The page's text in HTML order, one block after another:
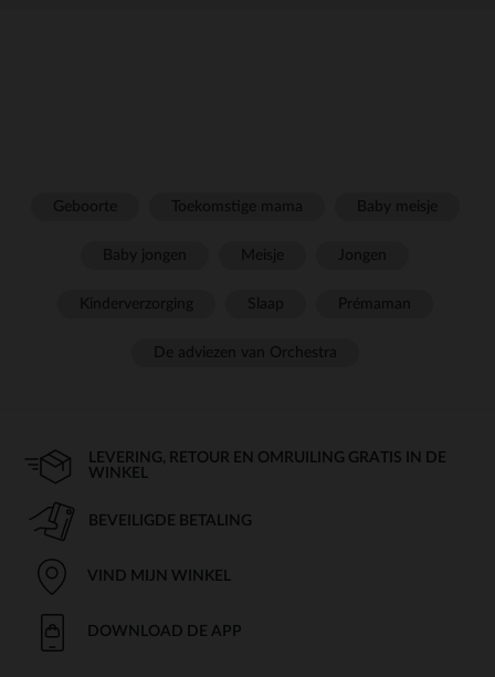
LEVERING, RETOUR EN OMRUILING GRATIS IN DE
WINKEL
BEVEILIGDE BETALING
VIND MIJN WINKEL
DOWNLOAD DE APP